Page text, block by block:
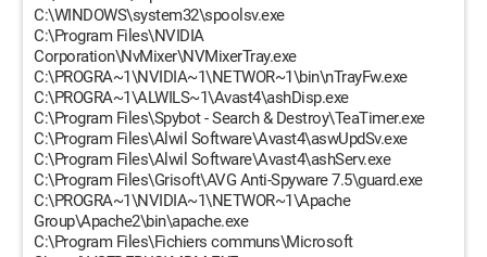
C:\WINDOWS\system32\spoolsv.exe
C:\Program Files\NVIDIA
Corporation\NvMixer\NVMixerTray.exe
C:\PROGRA~1\NVIDIA~1\NETWOR~1\bin\nTrayFw.exe
C:\PROGRA~1\ALWILS~1\Avast4\ashDisp.exe
C:\Program Files\Spybot - Search & Destroy\TeaTimer.exe
C:\Program Files\Alwil Software\Avast4\aswUpdSv.exe
C:\Program Files\Alwil Software\Avast4\ashServ.exe
C:\Program Files\Grisoft\AVG Anti-Spyware 7.5\guard.exe
C:\PROGRA~1\NVIDIA~1\NETWOR~1\Apache
Group\Apache2\bin\apache.exe
C:\Program Files\Fichiers communs\Microsoft